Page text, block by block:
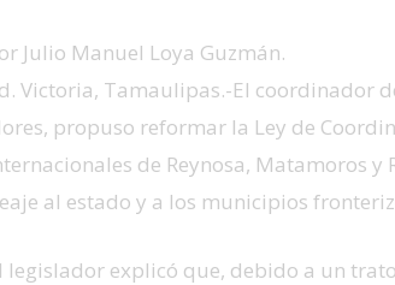
Julio Manuel Loya Guzmán.
Victoria, Tamaulipas.-El coordinador
propuso reformar la Ley de
de Reynosa, Matamoros
al estado y a los municipios
legislador explicó que, debido a un